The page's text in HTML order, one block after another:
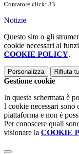
Contatore click: 33
Notizie
Questo sito o gli
cookie necessari al
COOKIE POLICY.
Personalizza Rifiuta
Gestione cookie
In questa schermata è
I cookie necessari
piattaforma e non è
Per conoscere quali
visionare la COOKIE